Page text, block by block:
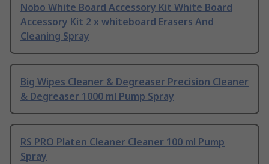
Nobo White Board Accessory Kit White Board
Accessory Kit 2 x whiteboard Erasers And
Cleaning Spray
Big Wipes Cleaner & Degreaser Precision Cleaner
& Degreaser 1000 ml Pump Spray
RS PRO Platen Cleaner Cleaner 100 ml Pump
Spray